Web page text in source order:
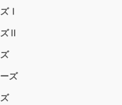
Ⅰ
Ⅱ
ズ